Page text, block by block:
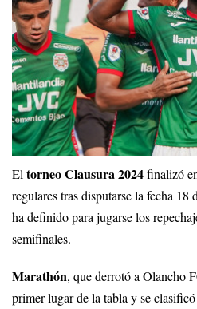
Eltorneo Clausura 2024finalizó
regulares tras disputarse la fecha
ha definido para jugarse los
semifinales.
Marathón, que derrotó a Olancho
primer lugar de la tabla y se